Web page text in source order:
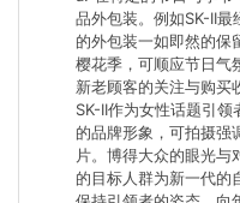
品外包装。例如SK-II
的外包装一如即然的保
樱花季，可顺应节日气
新老顾客的关注与购买
SK-II作为女性话题引
的品牌形象，可拍摄强
片。博得大众的眼光
的目标人群为新一代的